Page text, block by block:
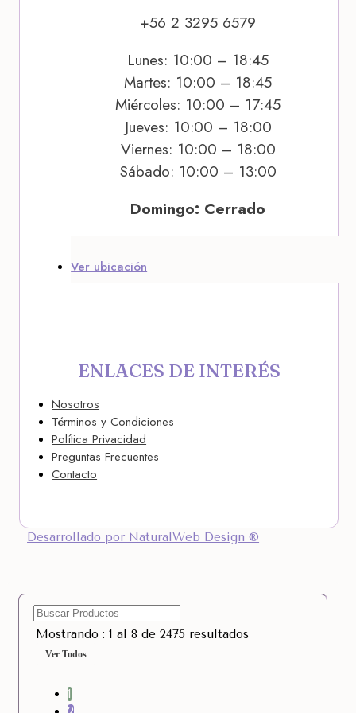
+56 2 3295 6579
Lunes: 10:00 – 18:45
Martes: 10:00 – 18:45
Miércoles: 10:00 – 17:45
Jueves: 10:00 – 18:00
Viernes: 10:00 – 18:00
Sábado: 10:00 – 13:00
Domingo: Cerrado
Ver ubicación
ENLACES DE INTERÉS
Nosotros
Términos y Condiciones
Política Privacidad
Preguntas Frecuentes
Contacto
Desarrollado por NaturalWeb Design ®
Mostrando : 1 al 8 de 2475 resultados
Ver Todos
1